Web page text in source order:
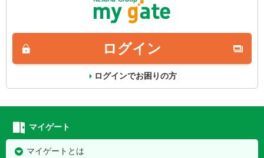
ログイン
ログインでお困りの方
マイゲート
マイゲートとは